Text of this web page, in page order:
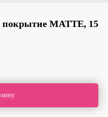
покрытие MATTE, 15